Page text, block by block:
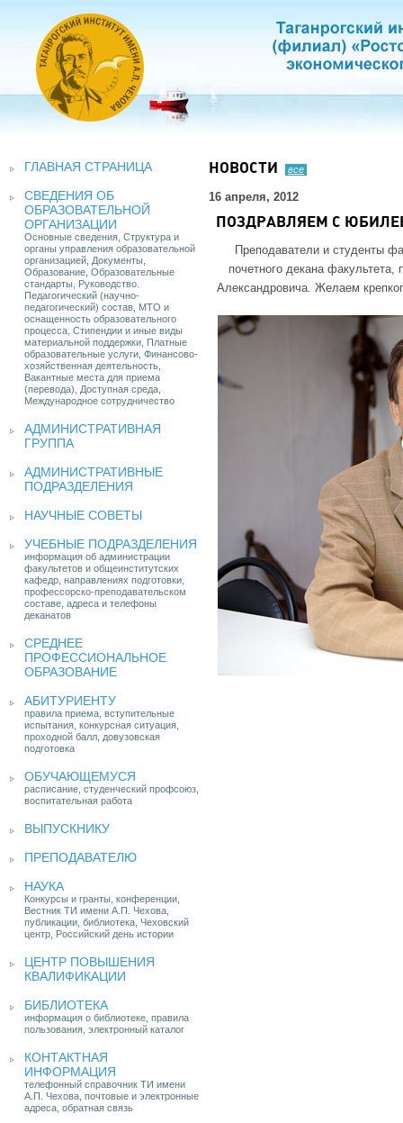
ГЛАВНАЯ СТРАНИЦА
СВЕДЕНИЯ ОБ
ОБРАЗОВАТЕЛЬНОЙ
ОРГАНИЗАЦИИ
Основные сведения, Структура и
органы управления образовательной
организацией, Документы,
Образование, Образовательные
стандарты, Руководство.
Педагогический (научно-
педагогический) состав, МТО и
оснащенность образовательного
процесса, Стипендии и иные виды
материальной поддержки, Платные
образовательные услуги, Финансово-
хозяйственная деятельность,
Вакантные места для приема
(перевода), Доступная среда,
Международное сотрудничество
АДМИНИСТРАТИВНАЯ
ГРУППА
АДМИНИСТРАТИВНЫЕ
ПОДРАЗДЕЛЕНИЯ
НАУЧНЫЕ СОВЕТЫ
УЧЕБНЫЕ ПОДРАЗДЕЛЕНИЯ
информация об администрации
факультетов и общеинститутских
кафедр, направлениях подготовки,
профессорско-преподавательском
составе, адреса и телефоны
деканатов
СРЕДНЕЕ
ПРОФЕССИОНАЛЬНОЕ
ОБРАЗОВАНИЕ
АБИТУРИЕНТУ
правила приема, вступительные
испытания, конкурсная ситуация,
проходной балл, довузовская
подготовка
ОБУЧАЮЩЕМУСЯ
расписание, студенческий профсоюз,
воспитательная работа
ВЫПУСКНИКУ
ПРЕПОДАВАТЕЛЮ
НАУКА
Конкурсы и гранты, конференции,
Вестник ТИ имени А.П. Чехова,
публикации, библиотека, Чеховский
центр, Российский день истории
ЦЕНТР ПОВЫШЕНИЯ
КВАЛИФИКАЦИИ
БИБЛИОТЕКА
информация о библиотеке, правила
пользования, электронный каталог
КОНТАКТНАЯ
ИНФОРМАЦИЯ
телефонный справочник ТИ имени
А.П. Чехова, почтовые и электронные
адреса, обратная связь
НОВОСТИ все
16 апреля, 2012
ПОЗДРАВЛЯЕМ С
Преподаватели и студенты
почетного декана
Александровича. Желаем